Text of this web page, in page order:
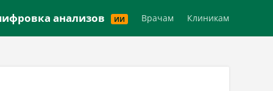
анализов ИИ Врачам Клиникам